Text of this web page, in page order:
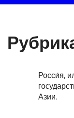
Росси́я,
Азии.